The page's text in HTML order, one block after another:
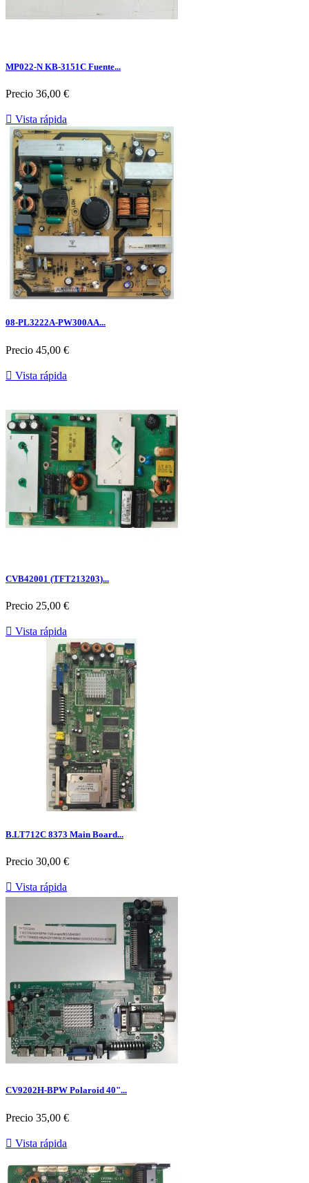
MP022-N KB-3151C Fuente...
Precio 36,00 €
 Vista rápida
08-PL3222A-PW300AA...
Precio 45,00 €
 Vista rápida
CVB42001 (TFT213203)...
Precio 25,00 €
 Vista rápida
B.LT712C 8373 Main Board...
Precio 30,00 €
 Vista rápida
CV9202H-BPW Polaroid 40"...
Precio 35,00 €
 Vista rápida